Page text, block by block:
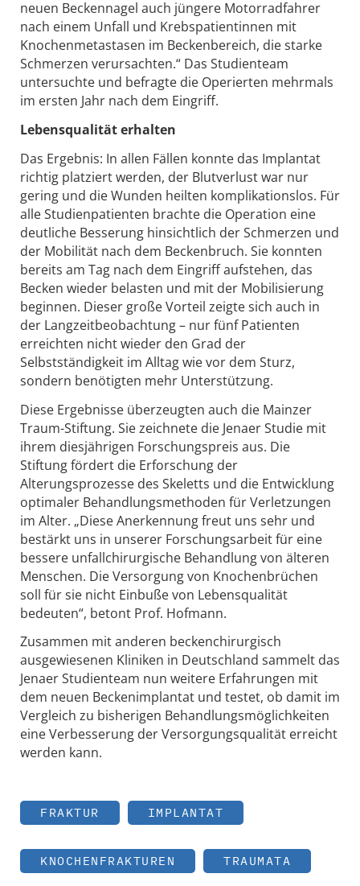
neuen Beckennagel auch jüngere Motorradfahrer
nach einem Unfall und Krebspatientinnen mit
Knochenmetastasen im Beckenbereich, die starke
Schmerzen verursachten.“ Das Studienteam
untersuchte und befragte die Operierten mehrmals
im ersten Jahr nach dem Eingriff.
Lebensqualität erhalten
Das Ergebnis: In allen Fällen konnte das Implantat
richtig platziert werden, der Blutverlust war nur
gering und die Wunden heilten komplikationslos. Für
alle Studienpatienten brachte die Operation eine
deutliche Besserung hinsichtlich der Schmerzen und
der Mobilität nach dem Beckenbruch. Sie konnten
bereits am Tag nach dem Eingriff aufstehen, das
Becken wieder belasten und mit der Mobilisierung
beginnen. Dieser große Vorteil zeigte sich auch in
der Langzeitbeobachtung – nur fünf Patienten
erreichten nicht wieder den Grad der
Selbstständigkeit im Alltag wie vor dem Sturz,
sondern benötigten mehr Unterstützung.
Diese Ergebnisse überzeugten auch die Mainzer
Traum-Stiftung. Sie zeichnete die Jenaer Studie mit
ihrem diesjährigen Forschungspreis aus. Die
Stiftung fördert die Erforschung der
Alterungsprozesse des Skeletts und die Entwicklung
optimaler Behandlungsmethoden für Verletzungen
im Alter. „Diese Anerkennung freut uns sehr und
bestärkt uns in unserer Forschungsarbeit für eine
bessere unfallchirurgische Behandlung von älteren
Menschen. Die Versorgung von Knochenbrüchen
soll für sie nicht Einbuße von Lebensqualität
bedeuten“, betont Prof. Hofmann.
Zusammen mit anderen beckenchirurgisch
ausgewiesenen Kliniken in Deutschland sammelt das
Jenaer Studienteam nun weitere Erfahrungen mit
dem neuen Beckenimplantat und testet, ob damit im
Vergleich zu bisherigen Behandlungsmöglichkeiten
eine Verbesserung der Versorgungsqualität erreicht
werden kann.
FRAKTUR IMPLANTAT
KNOCHENFRAKTUREN TRAUMATA